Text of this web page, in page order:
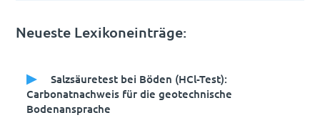
Neueste Lexikoneinträge:
Salzsäuretest bei Böden (HCl-Test):
Carbonatnachweis für die geotechnische
Bodenansprache